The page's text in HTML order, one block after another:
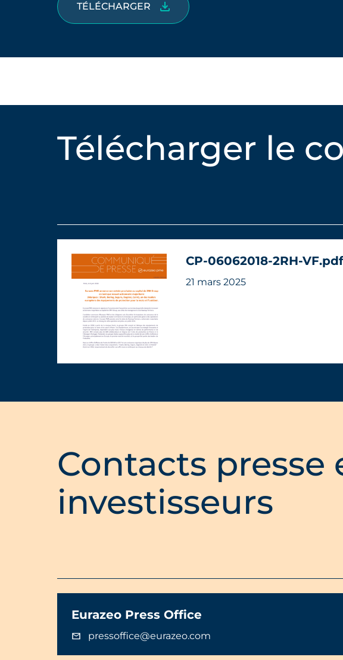
TÉLÉCHARGER
Télécharger le
CP-06062018-2RH-
21 mars 2025
Contacts presse
investisseurs
Eurazeo Press Office
pressoffice@eurazeo.com